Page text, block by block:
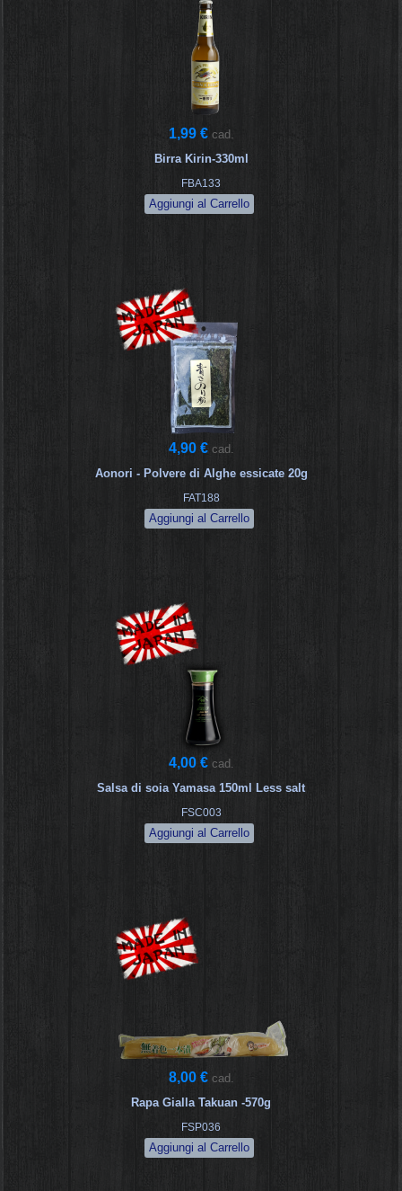
1,99 € cad.
Birra Kirin-330ml
FBA133
4,90 € cad.
Aonori - Polvere di Alghe essicate 20g
FAT188
4,00 € cad.
Salsa di soia Yamasa 150ml Less salt
FSC003
8,00 € cad.
Rapa Gialla Takuan -570g
FSP036